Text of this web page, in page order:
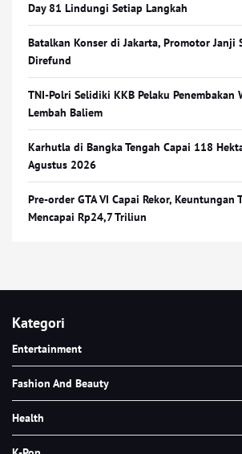
Day 81 Lindungi Setiap Langkah
Batalkan Konser di Jakarta, Promotor Janji
Direfund
TNI-Polri Selidiki KKB Pelaku Penembakan
Lembah Baliem
Karhutla di Bangka Tengah Capai 118
Agustus 2026
Pre-order GTA VI Capai Rekor, Keuntungan
Mencapai Rp24,7 Triliun
Kategori
Entertainment
Fashion And Beauty
Health